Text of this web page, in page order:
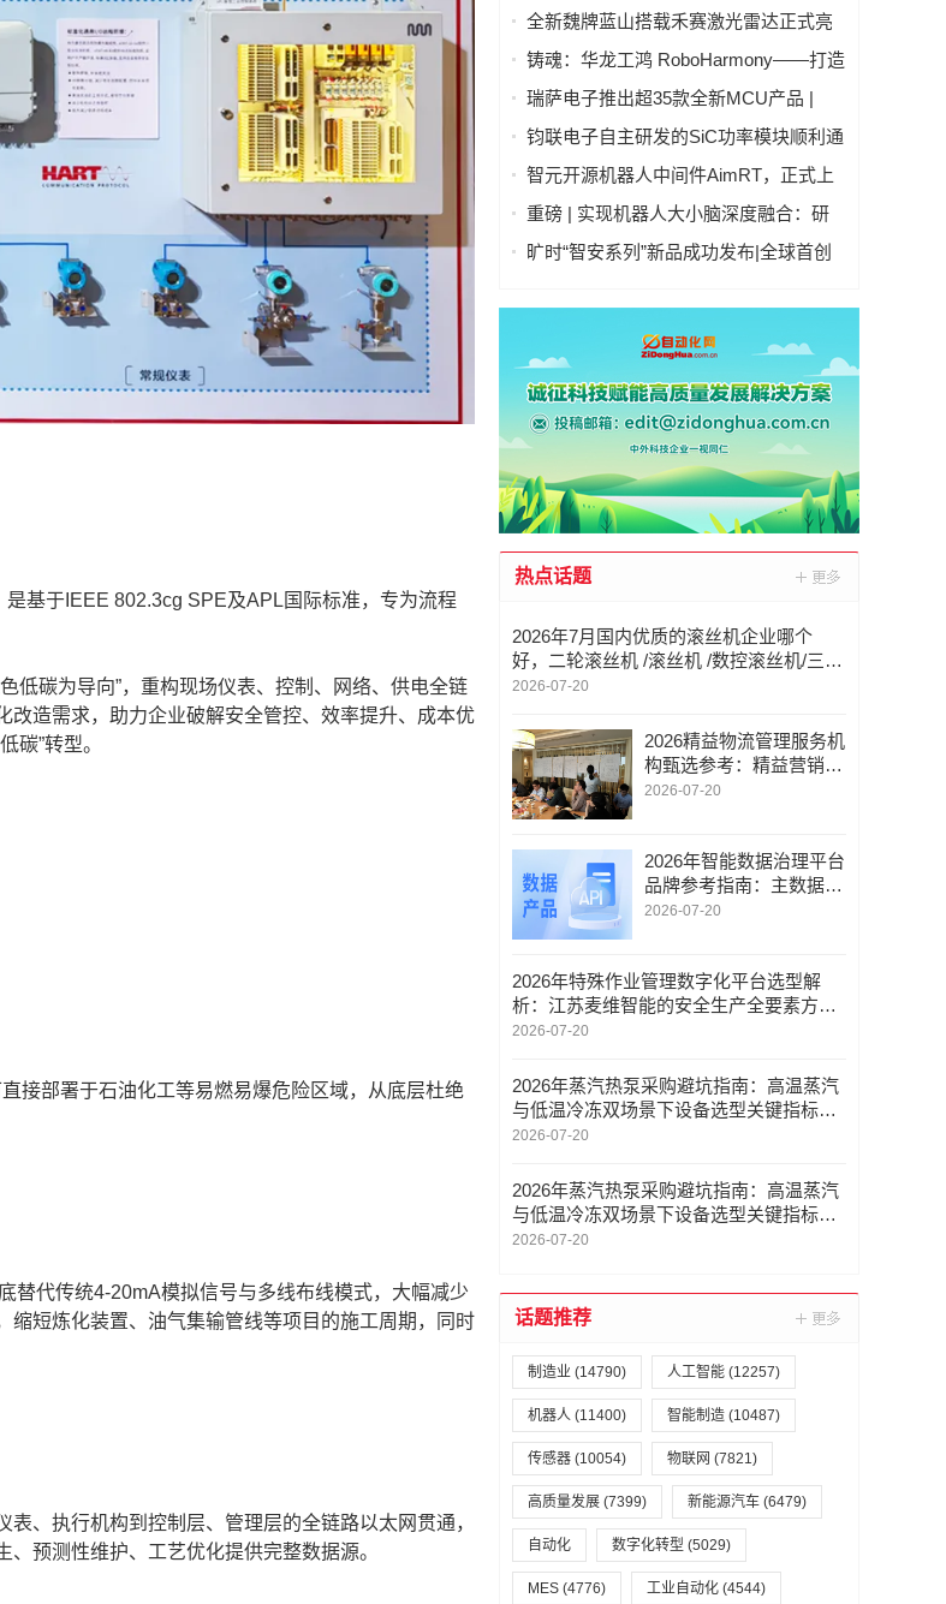
于IEEE 802.3cg SPE及APL国际标准，专为流程
碳为导向”，重构现场仪表、控制、网络、供电全链
造需求，助力企业破解安全管控、效率提升、成本优
碳”转型。
部署于石油化工等易燃易爆危险区域，从底层杜绝
代传统4-20mA模拟信号与多线布线模式，大幅减少
短炼化装置、油气集输管线等项目的施工周期，同时
、执行机构到控制层、管理层的全链路以太网贯通，
预测性维护、工艺优化提供完整数据源。
全自动灯检机
全新魏牌蓝山搭载禾赛激光雷达正式亮
相
铸魂：华龙工鸿 RoboHarmony——打造
自主可控工业操作系统硬核实力
瑞萨电子推出超35款全新MCU产品 |
RA4T1产品群、RA6T3产品群、RX26T
阵容
钧联电子自主研发的SiC功率模块顺利通
过AQG-324认证
智元开源机器人中间件AimRT，正式上
线！
重磅 | 实现机器人大小脑深度融合：研
华科技与国讯芯微联合发布Thor平台具
旷时“智安系列”新品成功发布|全球首创
热点话题
2026年7月国内优质的滚丝机企业哪个
好，二轮滚丝机 /滚丝机 /数控滚丝机/三轮
滚丝机 /滚牙机 ，滚丝机厂商选哪家
2026-07-20
2026精益物流管理服务机
构甄选参考：精益营销变
革/精益营销管理/精益设
2026-07-20
2026年智能数据治理平台
品牌参考指南：主数据治
理与管控/企业数据治理
2026-07-20
2026年特殊作业管理数字化平台选型解
析：江苏麦维智能的安全生产全要素方案
优势
2026-07-20
2026年蒸汽热泵采购避坑指南：高温蒸汽
与低温冷冻双场景下设备选型关键指标
——广州能茵热泵科技深度解析
2026-07-20
2026年蒸汽热泵采购避坑指南：高温蒸汽
与低温冷冻双场景下设备选型关键指标
——广州能茵热泵科技深度解析
2026-07-20
话题推荐
制造业 (14790) 人工智能 (12257)
机器人 (11400) 智能制造 (10487)
传感器 (10054) 物联网 (7821)
高质量发展 (7399) 新能源汽车 (6479)
自动化 数字化转型 (5029)
MES (4776) 工业自动化 (4544)